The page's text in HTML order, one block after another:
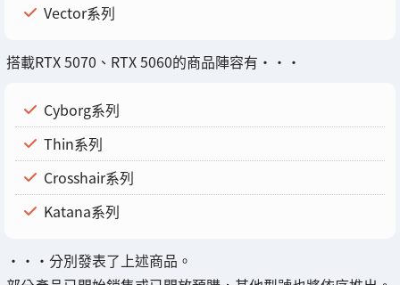
Vector系列
搭載RTX 5070、RTX 5060的商品陣容有・・・
Cyborg系列
Thin系列
Crosshair系列
Katana系列
・・・分別發表了上述商品。